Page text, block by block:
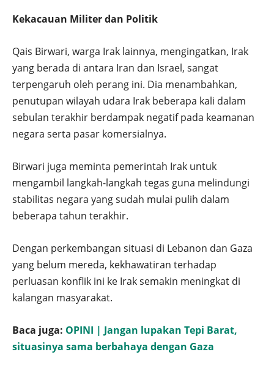
Kekacauan Militer dan Politik
Qais Birwari, warga Irak lainnya, mengingatkan, Irak
yang berada di antara Iran dan Israel, sangat
terpengaruh oleh perang ini. Dia menambahkan,
penutupan wilayah udara Irak beberapa kali dalam
sebulan terakhir berdampak negatif pada keamanan
negara serta pasar komersialnya.
Birwari juga meminta pemerintah Irak untuk
mengambil langkah-langkah tegas guna melindungi
stabilitas negara yang sudah mulai pulih dalam
beberapa tahun terakhir.
Dengan perkembangan situasi di Lebanon dan Gaza
yang belum mereda, kekhawatiran terhadap
perluasan konflik ini ke Irak semakin meningkat di
kalangan masyarakat.
Baca juga: OPINI | Jangan lupakan Tepi Barat,
situasinya sama berbahaya dengan Gaza